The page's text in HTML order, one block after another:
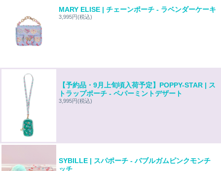
MARY ELISE | チェーンポーチ - ラベンダーケーキ
3,995円(税込)
【予約品・9月上旬頃入荷予定】POPPY-STAR | ス
トラップポーチ - ペパーミントデザート
3,995円(税込)
SYBILLE | スパポーチ - バブルガムピンクモンチ
ッチ